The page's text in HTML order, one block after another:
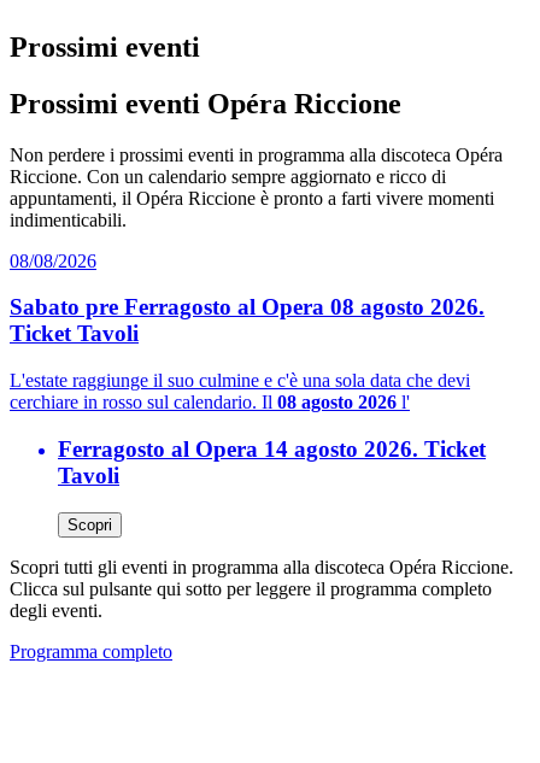
Prossimi eventi
Prossimi eventi Opéra Riccione
Non perdere i prossimi eventi in programma alla discoteca Opéra
Riccione. Con un calendario sempre aggiornato e ricco di
appuntamenti, il Opéra Riccione è pronto a farti vivere momenti
indimenticabili.
08/08/2026
Sabato pre Ferragosto al Opera 08 agosto 2026.
Ticket Tavoli
L'estate raggiunge il suo culmine e c'è una sola data che devi
cerchiare in rosso sul calendario. Il 08 agosto 2026 l'
Ferragosto al Opera 14 agosto 2026. Ticket
Tavoli
Scopri
Scopri tutti gli eventi in programma alla discoteca Opéra Riccione.
Clicca sul pulsante qui sotto per leggere il programma completo
degli eventi.
Programma completo